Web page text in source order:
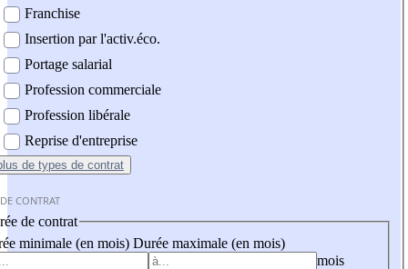
Franchise
Insertion par l'activ.éco.
Portage salarial
Profession commerciale
Profession libérale
Reprise d'entreprise
de types de contrat
CONTRAT
de contrat
minimale (en mois) Durée maximale (en mois)
mois